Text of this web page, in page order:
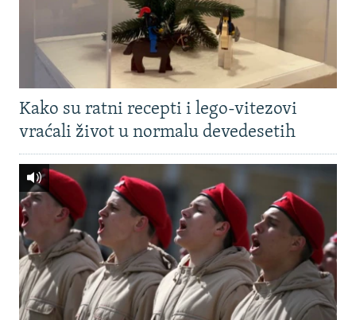
Kako su ratni recepti i lego-vitezovi
vraćali život u normalu devedesetih